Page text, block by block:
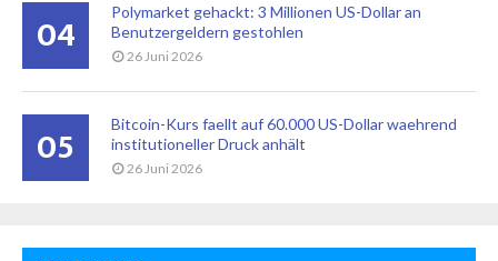
04
Polymarket gehackt: 3 Millionen US-Dollar an
Benutzergeldern gestohlen
26 Juni 2026
05
Bitcoin-Kurs faellt auf 60.000 US-Dollar waehrend
institutioneller Druck anhält
26 Juni 2026